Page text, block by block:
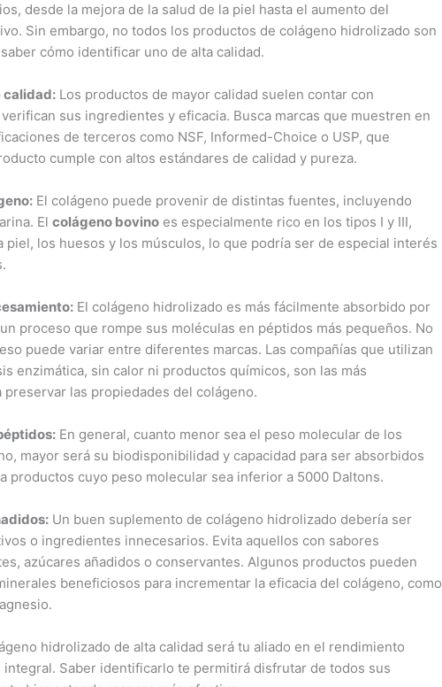
desde la mejora de la salud de la piel hasta el aumento del
Sin embargo, no todos los productos de colágeno hidrolizado son
cómo identificar uno de alta calidad.
calidad: Los productos de mayor calidad suelen contar con
sus ingredientes y eficacia. Busca marcas que muestren en
de terceros como NSF, Informed-Choice o USP, que
cumple con altos estándares de calidad y pureza.
El colágeno puede provenir de distintas fuentes, incluyendo
Elcolágeno bovino es especialmente rico en los tipos I y III,
piel, los huesos y los músculos, lo que podría ser de especial interés
El colágeno hidrolizado es más fácilmente absorbido por
proceso que rompe sus moléculas en péptidos más pequeños. No
puede variar entre diferentes marcas. Las compañías que utilizan
enzimática, sin calor ni productos químicos, son las más
preservar las propiedades del colágeno.
En general, cuanto menor sea el peso molecular de los
mayor será su biodisponibilidad y capacidad para ser absorbidos
productos cuyo peso molecular sea inferior a 5000 Daltons.
Un buen suplemento de colágeno hidrolizado debería ser
o ingredientes innecesarios. Evita aquellos con sabores
azúcares añadidos o conservantes. Algunos productos pueden
beneficiosos para incrementar la eficacia del colágeno, como
hidrolizado de alta calidad será tu aliado en el rendimiento
integral. Saber identificarlo te permitirá disfrutar de todos sus